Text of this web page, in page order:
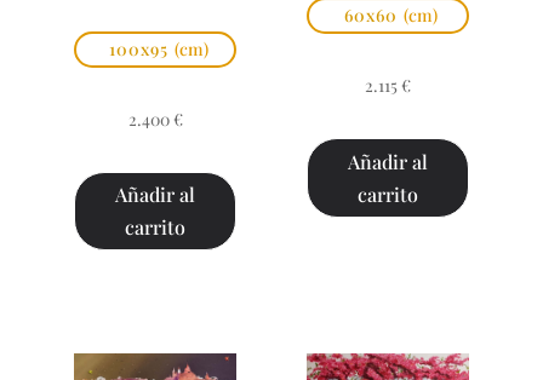
100x95 (cm)
2.400 €
Añadir al
carrito
60x60 (cm)
2.115 €
Añadir al
carrito